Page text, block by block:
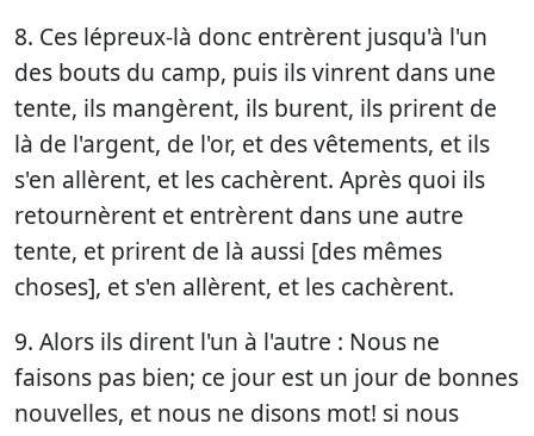
8. Ces lépreux-là donc entrèrent jusqu'à l'un
des bouts du camp, puis ils vinrent dans une
tente, ils mangèrent, ils burent, ils prirent de
là de l'argent, de l'or, et des vêtements, et ils
s'en allèrent, et les cachèrent. Après quoi ils
retournèrent et entrèrent dans une autre
tente, et prirent de là aussi [des mêmes
choses], et s'en allèrent, et les cachèrent.
9. Alors ils dirent l'un à l'autre : Nous ne
faisons pas bien; ce jour est un jour de bonnes
nouvelles, et nous ne disons mot! si nous